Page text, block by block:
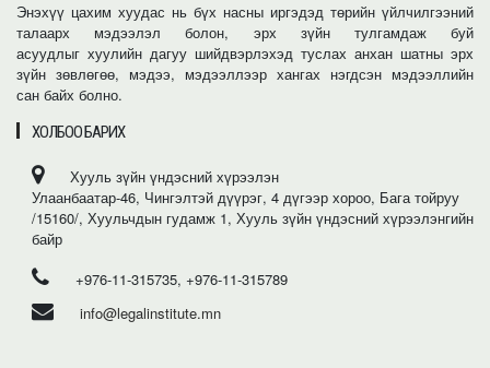
Энэхүү цахим хуудас нь бүх насны иргэдэд төрийн үйлчилгээний
талаарх мэдээлэл болон, эрх зүйн тулгамдаж буй
асуудлыг хуулийн дагуу шийдвэрлэхэд туслах анхан шатны эрх
зүйн зөвлөгөө, мэдээ, мэдээллээр хангах нэгдсэн мэдээллийн
сан байх болно.
ХОЛБОО БАРИХ
Хууль зүйн үндэсний хүрээлэн
Улаанбаатар-46, Чингэлтэй дүүрэг, 4 дүгээр хороо, Бага тойруу
/15160/, Хуульчдын гудамж 1, Хууль зүйн үндэсний хүрээлэнгийн
байр
+976-11-315735, +976-11-315789
info@legalinstitute.mn